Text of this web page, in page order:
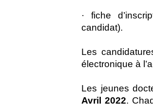
· fiche
candidat).
Les
électronique à
Les jeunes
Avril 2022.